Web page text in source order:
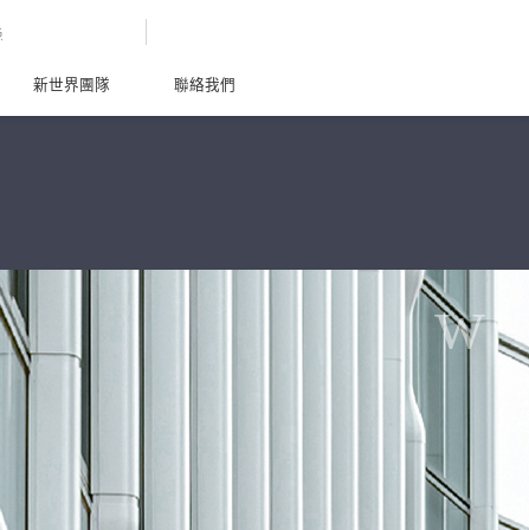
新世界團隊 聯絡我們